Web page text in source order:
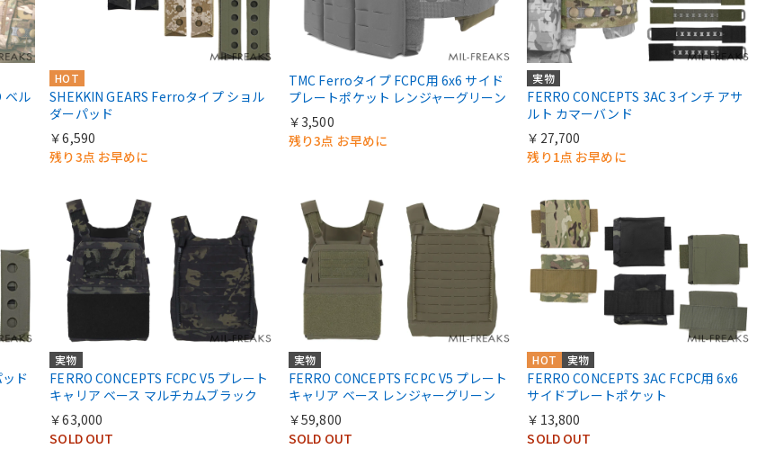
ベル
HOT
SHEKKIN GEARS Ferroタイプ ショル
ダーパッド
￥6,590
残り3点 お早めに
TMC Ferroタイプ FCPC用 6x6 サイド
プレートポケット レンジャーグリーン
￥3,500
残り3点 お早めに
実物
FERRO CONCEPTS 3AC 3インチ アサ
ルト カマーバンド
￥27,700
残り1点 お早めに
ド
実物
FERRO CONCEPTS FCPC V5 プレート
キャリア ベース マルチカムブラック
￥63,000
SOLD OUT
実物
FERRO CONCEPTS FCPC V5 プレート
キャリア ベース レンジャーグリーン
￥59,800
SOLD OUT
HOT 実物
FERRO CONCEPTS 3AC FCPC用 6x6
サイドプレートポケット
￥13,800
SOLD OUT